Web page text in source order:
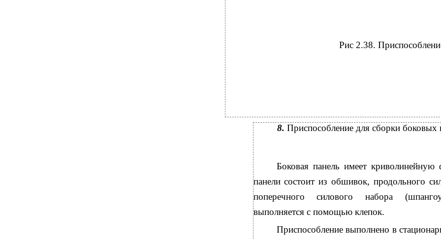
Рис 2.38.
8. Приспособление для сборки боковых
Боковая панель имеет
панели состоит из обшивок, продольного
поперечного силового набора
выполняется с помощью клепок.
Приспособление выполнено в